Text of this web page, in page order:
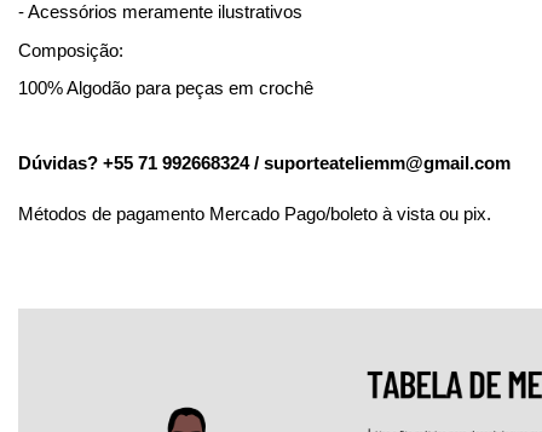
- Acessórios meramente ilustrativos
Composição:
100% Algodão para peças em crochê
Dúvidas? +55 71 992668324 / suporteateliemm@gmail.com
Métodos de pagamento Mercado Pago/boleto à vista ou pix.